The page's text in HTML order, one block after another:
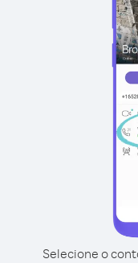
Selecione o